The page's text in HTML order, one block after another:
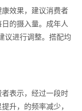
效果，建议消费者
的摄入量。成年人
议进行调整。搭配均
表示，经过一段时
升，的频率减少，